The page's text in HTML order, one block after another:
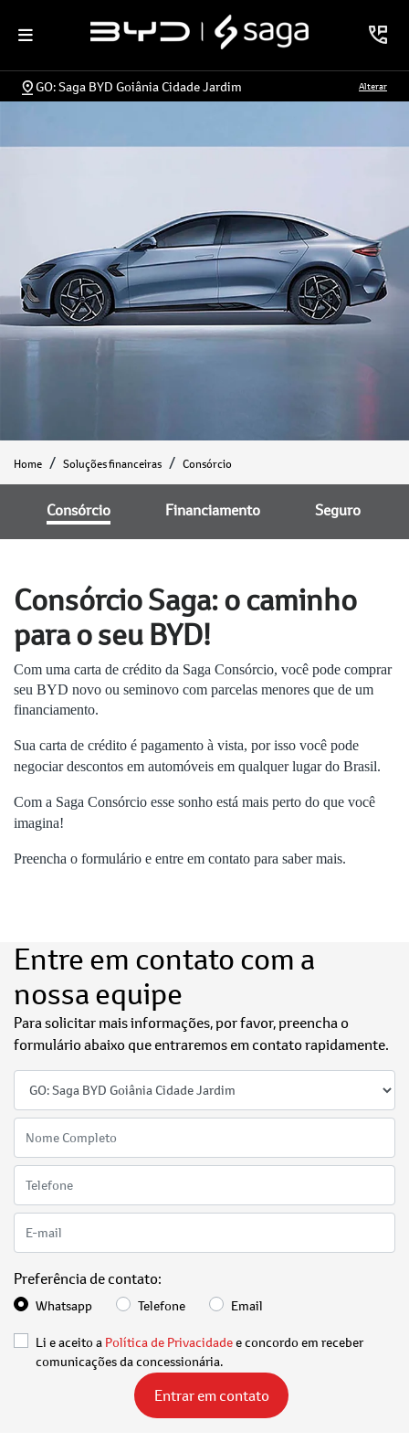
GO: Saga BYD Goiânia Cidade Jardim Alterar
Home Soluções financeiras Consórcio
Consórcio Financiamento Seguro
Consórcio Saga: o caminho
para o seu BYD!
Com uma carta de crédito da Saga Consórcio, você pode comprar
seu BYD novo ou seminovo com parcelas menores que de um
financiamento.
Sua carta de crédito é pagamento à vista, por isso você pode
negociar descontos em automóveis em qualquer lugar do Brasil.
Com a Saga Consórcio esse sonho está mais perto do que você
imagina!
Preencha o formulário e entre em contato para saber mais.
Entre em contato com a
nossa equipe
Para solicitar mais informações, por favor, preencha o
formulário abaixo que entraremos em contato rapidamente.
Preferência de contato:
Whatsapp Telefone Email
Li e aceito a Política de Privacidadee concordo em receber
comunicações da concessionária.
Entrar em contato